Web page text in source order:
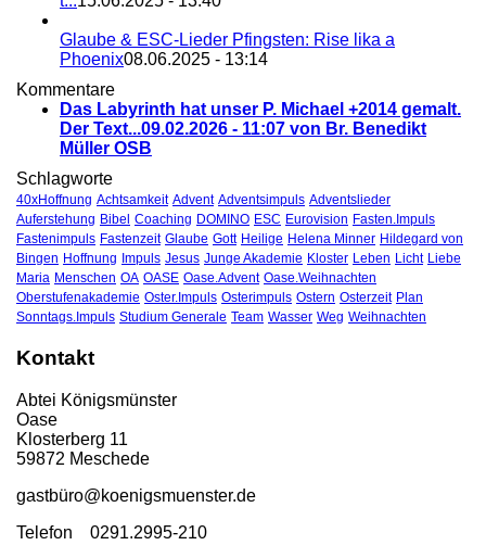
Glaube & ESC-Lieder Pfingsten: Rise lika a
Phoenix08.06.2025 - 13:14
Kommentare
Das Labyrinth hat unser P. Michael +2014 gemalt.
Der Text...09.02.2026 - 11:07 von Br. Benedikt
Müller OSB
Schlagworte
40xHoffnung Achtsamkeit Advent Adventsimpuls Adventslieder
Auferstehung Bibel Coaching DOMINO ESC Eurovision Fasten.Impuls
Fastenimpuls Fastenzeit Glaube Gott Heilige Helena Minner Hildegard von
Bingen Hoffnung Impuls Jesus Junge Akademie Kloster Leben Licht Liebe
Maria Menschen OA OASE Oase.Advent Oase.Weihnachten
Oberstufenakademie Oster.Impuls Osterimpuls Ostern Osterzeit Plan
Sonntags.Impuls Studium Generale Team Wasser Weg Weihnachten
Kontakt
Abtei Königsmünster
Oase
Klosterberg 11
59872 Meschede
gastbüro@koenigsmuenster.de
Telefon 0291.2995-210